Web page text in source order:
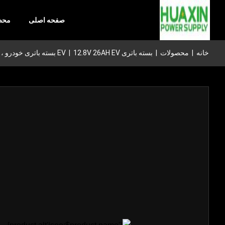
صفحه اصلی
خانه محصولات بسته باتری EV 12.8V 26AH EV بسته باتری خودرو ، بسته قدرت ضد خوردگی برای خودروهای الکتریکی